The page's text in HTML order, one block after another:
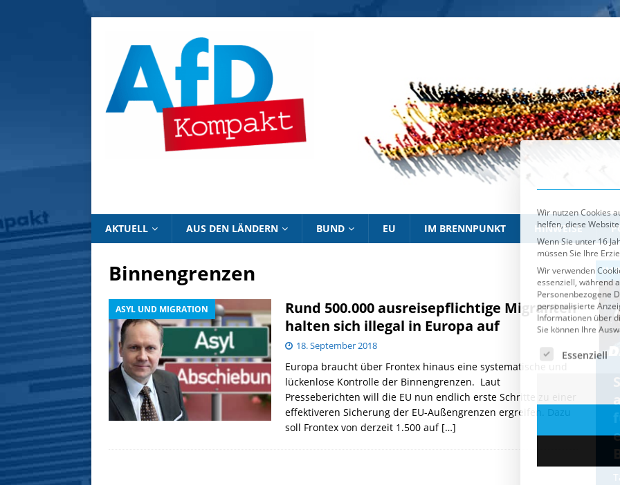
AKTUELL AUS DEN LÄNDERN BUND EU IM BRENNPUNKT HINWEISE
Binnengrenzen
ASYL UND MIGRATION
Rund 500.000 ausreisepflichtige Migranten
halten sich illegal in Europa auf
18. September 2018
Europa braucht über Frontex hinaus eine systematische und
lückenlose Kontrolle der Binnengrenzen. Laut
Presseberichten will die EU nun endlich erste Schritte zu einer
effektiveren Sicherung der EU-Außengrenzen ergreifen. Dazu
soll Frontex von derzeit 1.500 auf […]
CDU & Ampel wollen nach
der Wahl wieder Afghanen
einfliegen: Zeit für ein
Asylmoratorium!
IM
Wir nutzen Cookies
helfen, diese
Wenn Sie unter 16
müssen Sie Ihre
Wir verwenden
Personenbezogene
personalisierte
Informationen über
Es folgt eine
Essenziell
Cookie-Details